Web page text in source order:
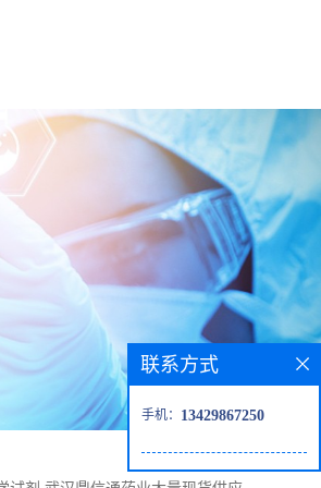
联系方式
手机： 13429867250